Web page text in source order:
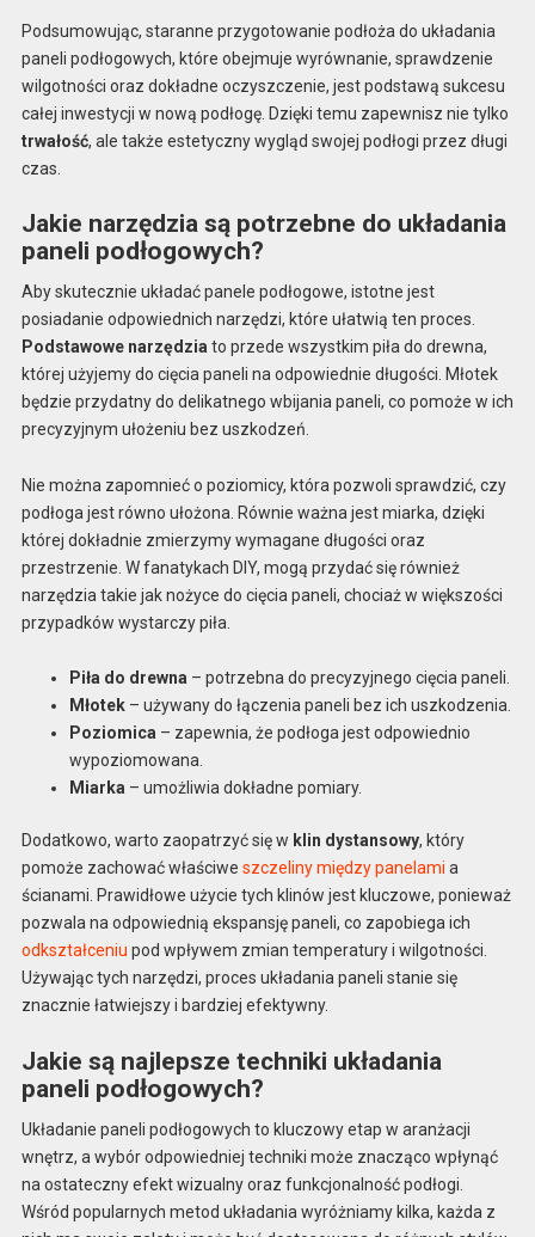
Podsumowując, staranne przygotowanie podłoża do układania
paneli podłogowych, które obejmuje wyrównanie, sprawdzenie
wilgotności oraz dokładne oczyszczenie, jest podstawą sukcesu
całej inwestycji w nową podłogę. Dzięki temu zapewnisz nie tylko
trwałość, ale także estetyczny wygląd swojej podłogi przez długi
czas.
Jakie narzędzia są potrzebne do układania
paneli podłogowych?
Aby skutecznie układać panele podłogowe, istotne jest
posiadanie odpowiednich narzędzi, które ułatwią ten proces.
Podstawowe narzędzia to przede wszystkim piła do drewna,
której użyjemy do cięcia paneli na odpowiednie długości. Młotek
będzie przydatny do delikatnego wbijania paneli, co pomoże w ich
precyzyjnym ułożeniu bez uszkodzeń.
Nie można zapomnieć o poziomicy, która pozwoli sprawdzić, czy
podłoga jest równo ułożona. Równie ważna jest miarka, dzięki
której dokładnie zmierzymy wymagane długości oraz
przestrzenie. W fanatykach DIY, mogą przydać się również
narzędzia takie jak nożyce do cięcia paneli, chociaż w większości
przypadków wystarczy piła.
Piła do drewna – potrzebna do precyzyjnego cięcia paneli.
Młotek– używany do łączenia paneli bez ich uszkodzenia.
Poziomica – zapewnia, że podłoga jest odpowiednio
wypoziomowana.
Miarka – umożliwia dokładne pomiary.
Dodatkowo, warto zaopatrzyć się w klin dystansowy, który
pomoże zachować właściwe szczeliny między panelami a
ścianami. Prawidłowe użycie tych klinów jest kluczowe, ponieważ
pozwala na odpowiednią ekspansję paneli, co zapobiega ich
odkształceniu pod wpływem zmian temperatury i wilgotności.
Używając tych narzędzi, proces układania paneli stanie się
znacznie łatwiejszy i bardziej efektywny.
Jakie są najlepsze techniki układania
paneli podłogowych?
Układanie paneli podłogowych to kluczowy etap w aranżacji
wnętrz, a wybór odpowiedniej techniki może znacząco wpłynąć
na ostateczny efekt wizualny oraz funkcjonalność podłogi.
Wśród popularnych metod układania wyróżniamy kilka, każda z